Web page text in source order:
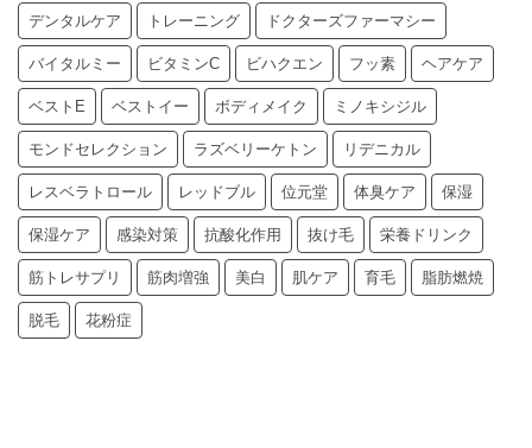
デンタルケア トレーニング ドクターズファーマシー
バイタルミー ビタミンC ビハクエン フッ素 ヘアケア
ベストE ベストイー ボディメイク ミノキシジル
モンドセレクション ラズベリーケトン リデニカル
レスベラトロール レッドブル 位元堂 体臭ケア 保湿
保湿ケア 感染対策 抗酸化作用 抜け毛 栄養ドリンク
筋トレサプリ 筋肉増強 美白 肌ケア 育毛 脂肪燃焼
脱毛 花粉症